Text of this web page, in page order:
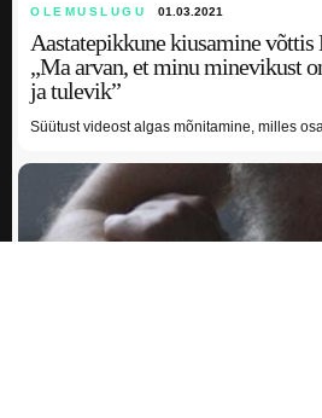
OLEMUSLUGU 01.03.2021
Aastatepikkune kiusamine
„Ma arvan, et minu minevikust
ja tulevik”
Süütust videost algas mõnitamine, milles